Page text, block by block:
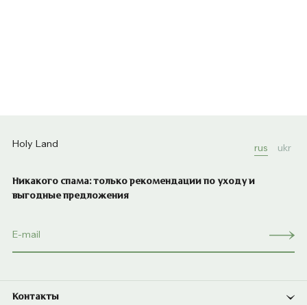
Holy Land rus ukr
Никакого спама: только рекомендации по уходу и
выгодные предложения
Контакты